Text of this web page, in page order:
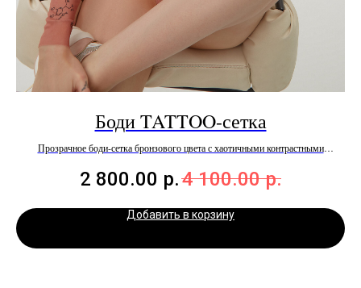
Боди TATTOO-сетка
Прозрачное боди-сетка бронзового цвета с хаотичными контрастными
2 800.00 р.4 100.00 р.
Добавить в корзину